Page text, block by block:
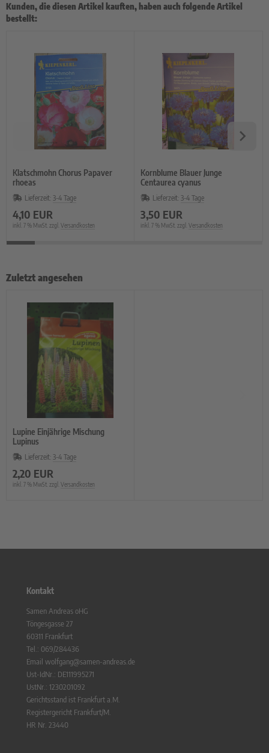
Kunden, die diesen Artikel kauften, haben auch folgende Artikel
bestellt:
Klatschmohn Chorus Papaver
rhoeas
Lieferzeit: 3-4 Tage
4,10 EUR
inkl. 7 % MwSt. zzgl. Versandkosten
Kornblume Blauer Junge
Centaurea cyanus
Lieferzeit: 3-4 Tage
3,50 EUR
inkl. 7 % MwSt. zzgl. Versandkosten
Zuletzt angesehen
Lupine Einjährige Mischung
Lupinus
Lieferzeit: 3-4 Tage
2,20 EUR
inkl. 7 % MwSt. zzgl. Versandkosten
Kontakt
Samen Andreas oHG
Töngesgasse 27
60311 Frankfurt
Tel.: 069/284436
Email wolfgang@samen-andreas.de
Ust-IdNr.: DE111995271
UstNr.: 1230201092
Gerichtsstand ist Frankfurt a.M.
Registergericht Frankfurt/M.
HR Nr. 23440